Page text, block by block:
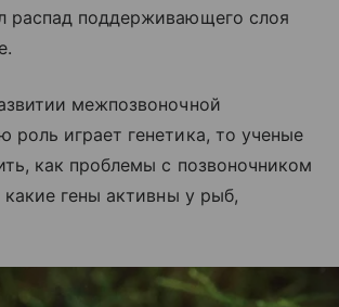
распад поддерживающего слоя
межпозвоночной
роль играет генетика, то ученые
как проблемы с позвоночником
гены активны у рыб,